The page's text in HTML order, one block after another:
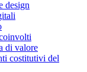
design
di valore
costitutivi del